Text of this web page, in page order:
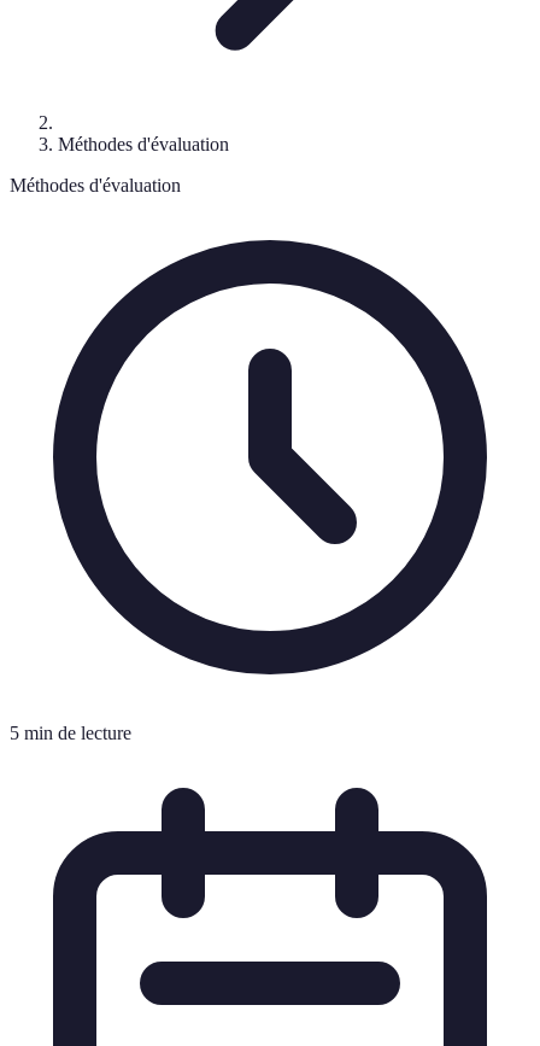
Méthodes d'évaluation
Méthodes d'évaluation
5 min de lecture